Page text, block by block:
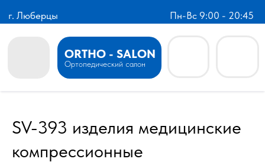
г. Люберцы Пн-Вс 9:00 - 20:45
ORTHO - SALON
Ортопедический салон
SV-393 изделия медицинские
компрессионные